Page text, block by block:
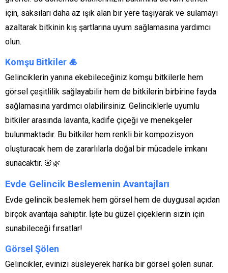
için, saksıları daha az ışık alan bir yere taşıyarak ve sulamayı
azaltarak bitkinin kış şartlarına uyum sağlamasına yardımcı
olun.
Komşu Bitkiler 🎍
Gelinciklerin yanına ekebileceğiniz komşu bitkilerle hem
görsel çeşitlilik sağlayabilir hem de bitkilerin birbirine fayda
sağlamasına yardımcı olabilirsiniz. Gelinciklerle uyumlu
bitkiler arasında lavanta, kadife çiçeği ve menekşeler
bulunmaktadır. Bu bitkiler hem renkli bir kompozisyon
oluşturacak hem de zararlılarla doğal bir mücadele imkanı
sunacaktır. 🌸🌿
Evde Gelincik Beslemenin Avantajları
Evde gelincik beslemek hem görsel hem de duygusal açıdan
birçok avantaja sahiptir. İşte bu güzel çiçeklerin sizin için
sunabileceği fırsatlar!
Görsel Şölen
Gelincikler, evinizi süsleyerek harika bir görsel şölen sunar.